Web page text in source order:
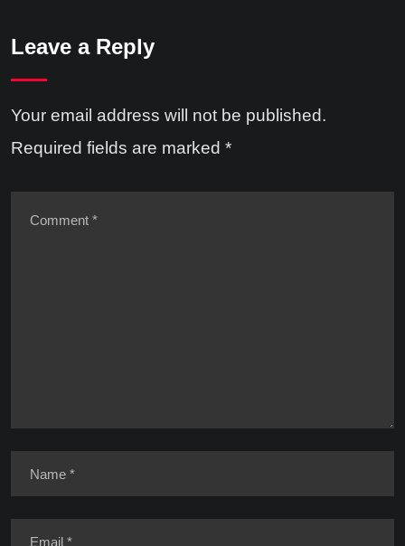
Leave a Reply
Your email address will not be published.
Required fields are marked *